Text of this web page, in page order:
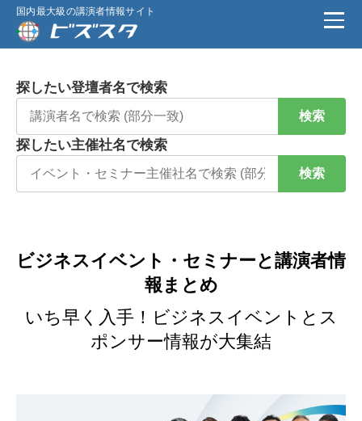
国内最大級の講演者情報サイト
探したい登壇者名で検索
検索
探したい主催社名で検索
検索
ビジネスイベント・セミナーと講演者情
報まとめ
いち早く入手！ビジネスイベントとス
ポンサー情報が大集結